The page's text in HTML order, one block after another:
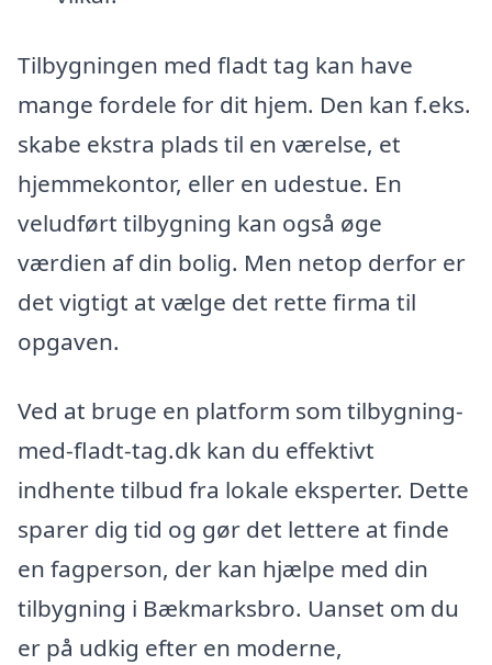
Tilbygningen med fladt tag kan have
mange fordele for dit hjem. Den kan f.eks.
skabe ekstra plads til en værelse, et
hjemmekontor, eller en udestue. En
veludført tilbygning kan også øge
værdien af din bolig. Men netop derfor er
det vigtigt at vælge det rette firma til
opgaven.
Ved at bruge en platform som tilbygning-
med-fladt-tag.dk kan du effektivt
indhente tilbud fra lokale eksperter. Dette
sparer dig tid og gør det lettere at finde
en fagperson, der kan hjælpe med din
tilbygning i Bækmarksbro. Uanset om du
er på udkig efter en moderne,